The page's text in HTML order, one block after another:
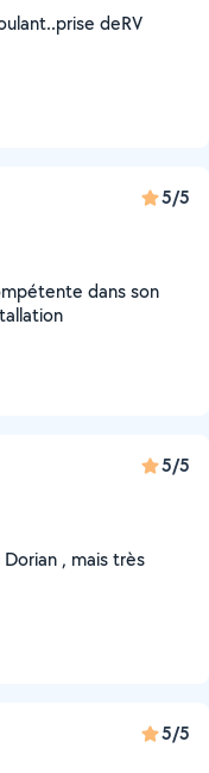
deRV
5/5
dans son
5/5
, mais très
5/5